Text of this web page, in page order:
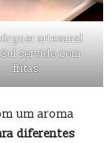
artesanal
Sul servido com
fritas.
um aroma
diferentes